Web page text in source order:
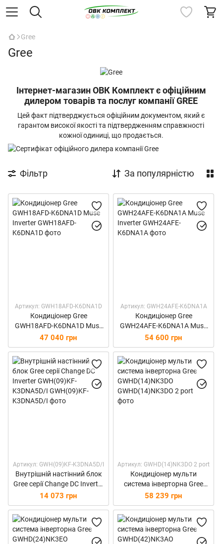
Gree
Gree
Інтернет-магазин ОВК Комплект є офіційним
дилером товарів та послуг компанії GREE
Цей факт підтверджується офіційним документом, який є
гарантом високої якості та підтвердженням справжності
кожної одиниці, що продається.
Фільтр За популярністю
Артикул: GWH18AFD-K6DNA1D
Кондиціонер Gree
GWH18AFD-K6DNA1D Muse
Inverter
47 040 грн
Артикул: GWH24AFE-K6DNA1A
Кондиціонер Gree
GWH24AFE-K6DNA1A Muse
Inverter
54 600 грн
Артикул: GWH(09)KF-K3DNA5D/I
Внутрішній настінний блок
Gree серії Change DC Inverter
GWH(09)KF-K3DNA5D/I
14 073 грн
Артикул: GWHD(14)NK3DO 2 port
Кондиціонер мульти
система інверторна Gree
GWHD(14)NK3DO
58 239 грн